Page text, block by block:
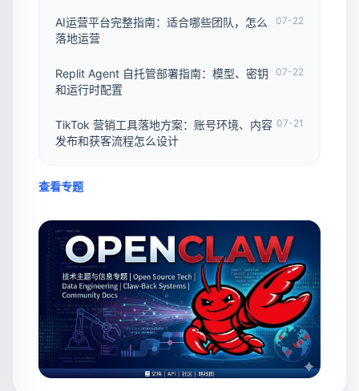
AI运营平台完整指南：适合哪些团队，怎么
落地运营
07-22
Replit Agent 自托管部署指南：模型、密钥
和运行时配置
07-22
TikTok 营销工具落地方案：账号环境、内容
发布和获客流程怎么设计
07-21
查看专题